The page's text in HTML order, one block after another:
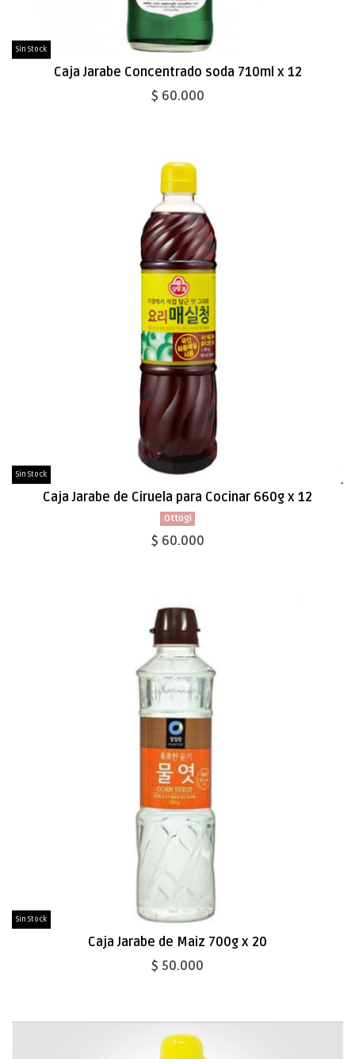
Sin Stock
Caja Jarabe Concentrado soda 710ml x 12
$ 60.000
Sin Stock
Caja Jarabe de Ciruela para Cocinar 660g x 12
Ottogi
$ 60.000
Sin Stock
Caja Jarabe de Maiz 700g x 20
$ 50.000